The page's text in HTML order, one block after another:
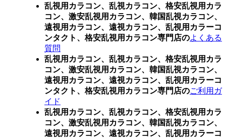
乱視用カラコン、乱視カラコン、格安乱視用カラ
コン、激安乱視用カラコン、韓国乱視カラコン、
遠視用カラコン、遠視カラコン、乱視用カラーコ
ンタクト、格安乱視用カラコン専門店のよくある
質問
乱視用カラコン、乱視カラコン、格安乱視用カラ
コン、激安乱視用カラコン、韓国乱視カラコン、
遠視用カラコン、遠視カラコン、乱視用カラーコ
ンタクト、格安乱視用カラコン専門店のご利用ガ
イド
乱視用カラコン、乱視カラコン、格安乱視用カラ
コン、激安乱視用カラコン、韓国乱視カラコン、
遠視用カラコン、遠視カラコン、乱視用カラーコ